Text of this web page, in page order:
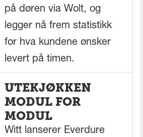
på døren via Wolt, og
legger nå frem statistikk
for hva kundene ønsker
levert på timen.
UTEKJØKKEN
MODUL FOR
MODUL
Witt lanserer Everdure